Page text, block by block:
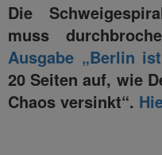
Die
muss
Ausgabe „Berlin
20 Seiten auf, wie
Chaos versinkt“.